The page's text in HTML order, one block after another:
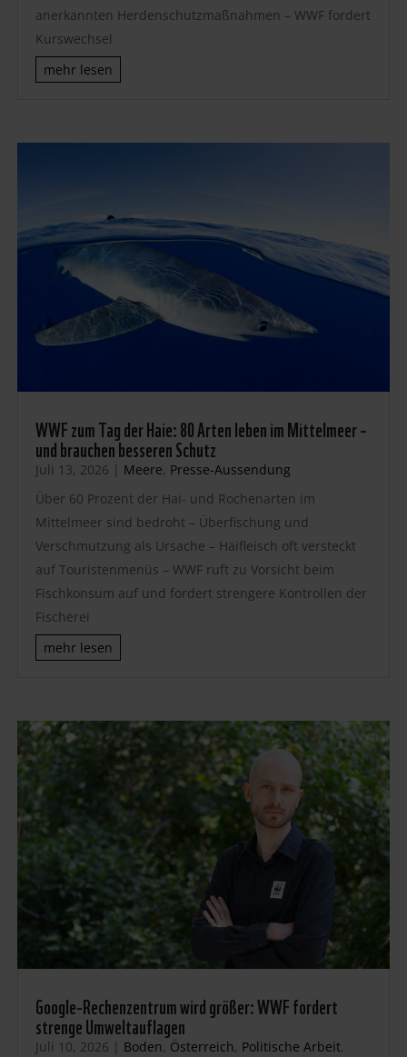
anerkannten Herdenschutzmaßnahmen – WWF fordert
Kurswechsel
mehr lesen
WWF zum Tag der Haie: 80 Arten leben im Mittelmeer –
und brauchen besseren Schutz
Juli 13, 2026 | Meere, Presse-Aussendung
Über 60 Prozent der Hai- und Rochenarten im
Mittelmeer sind bedroht – Überfischung und
Verschmutzung als Ursache – Haifleisch oft versteckt
auf Touristenmenüs – WWF ruft zu Vorsicht beim
Fischkonsum auf und fordert strengere Kontrollen der
Fischerei
mehr lesen
Google-Rechenzentrum wird größer: WWF fordert
strenge Umweltauflagen
Juli 10, 2026 | Boden, Österreich, Politische Arbeit,